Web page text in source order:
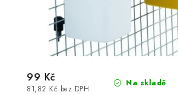
Na skladě
81,82 Kč bez DPH
99 Kč